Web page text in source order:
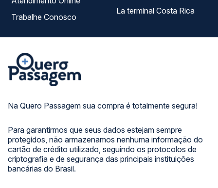
Na Quero Passagem sua compra é totalmente segura!
Para garantirmos que seus dados estejam sempre
protegidos, não armazenamos nenhuma informação do
cartão de crédito utilizado, seguindo os protocolos de
criptografia e de segurança das principais instituições
bancárias do Brasil.
Trabalhe Conosco
La terminal Costa Rica